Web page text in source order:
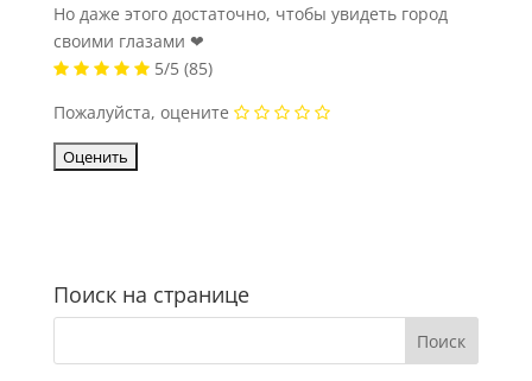
Но даже этого достаточно, чтобы увидеть город
своими глазами ❤
5/5 (85)
Пожалуйста, оцените
Поиск на странице